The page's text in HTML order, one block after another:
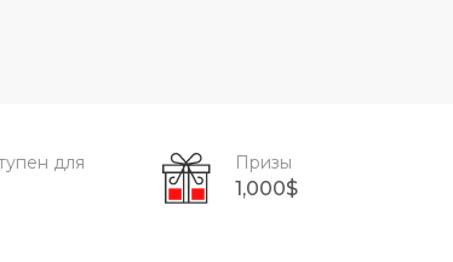
для Призы
1,000$